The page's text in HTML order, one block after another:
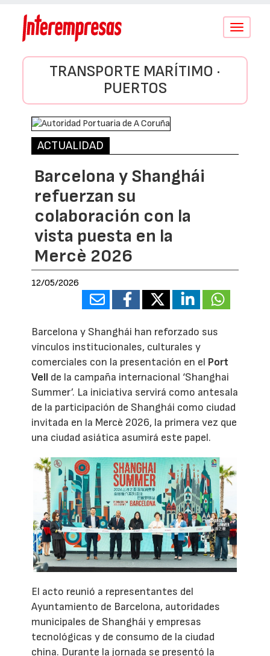
Conmutar
TRANSPORTE MARÍTIMO ·
PUERTOS
ACTUALIDAD
Barcelona y Shanghái
refuerzan su
colaboración con la
vista puesta en la
Mercè 2026
12/05/2026
Barcelona y Shanghái han reforzado sus
vínculos institucionales, culturales y
comerciales con la presentación en el Port
Vell de la campaña internacional ‘Shanghai
Summer’. La iniciativa servirá como antesala
de la participación de Shanghái como ciudad
invitada en la Mercè 2026, la primera vez que
una ciudad asiática asumirá este papel.
El acto reunió a representantes del
Ayuntamiento de Barcelona, autoridades
municipales de Shanghái y empresas
tecnológicas y de consumo de la ciudad
china. Durante la jornada se presentó la